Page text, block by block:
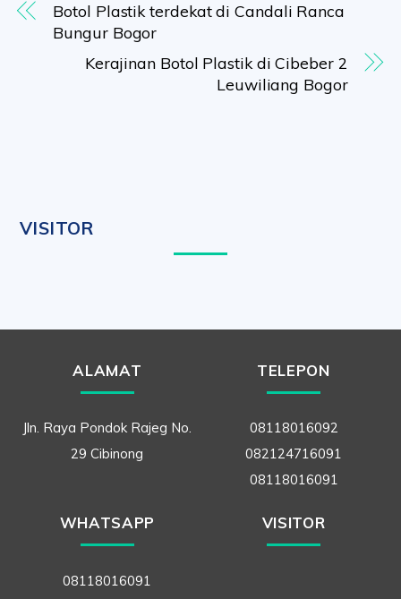
Botol Plastik terdekat di Candali Ranca
Bungur Bogor
Kerajinan Botol Plastik di Cibeber 2
Leuwiliang Bogor
VISITOR
ALAMAT
Jln. Raya Pondok Rajeg No.
29 Cibinong
TELEPON
08118016092
082124716091
08118016091
WHATSAPP
08118016091
VISITOR